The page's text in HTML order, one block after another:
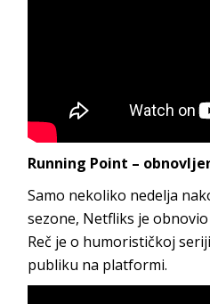
Running Point –
Samo nekoliko nedelja
sezone, Netfliks je
Reč je o humorističkoj
publiku na platformi.